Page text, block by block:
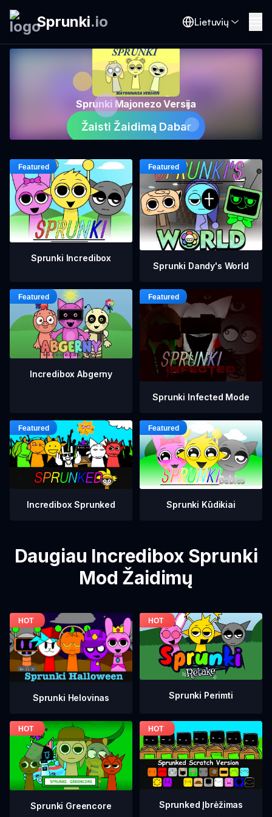
Sprunki.io Lietuvių
Sprunki Majonezo Versija
Žaisti Žaidimą Dabar
Sprunki Incredibox
Sprunki Dandy's World
Incredibox Abgerny
Sprunki Infected Mode
Incredibox Sprunked Sprunki Kūdikiai
Daugiau Incredibox Sprunki
Mod Žaidimų
Sprunki Helovinas Sprunki Perimti
Sprunki Greencore Sprunked Įbrėžimas